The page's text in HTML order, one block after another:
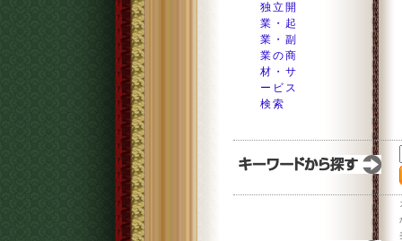
独立開
業・起
業・副
業の商
材・サ
ービス
検索